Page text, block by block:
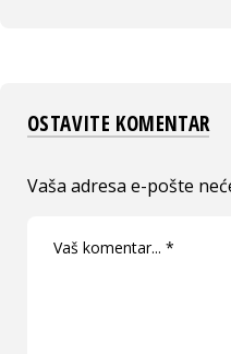
OSTAVITE KOMENTAR
Vaša adresa e-pošte